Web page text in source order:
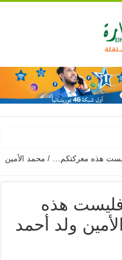
هذه معركتكم… / محمد الأمين
فليست هذه
ولد أحمد